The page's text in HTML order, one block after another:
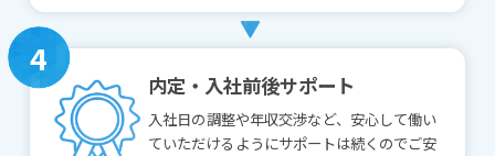
4
内定・入社前後サポート
入社日の調整や年収交渉など、安心して働い
ていただけるようにサポートは続くのでご安